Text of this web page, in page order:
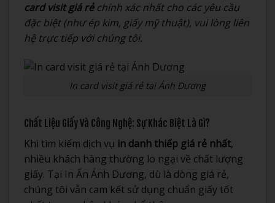
card visit giá rẻchính xác nhất cho các yêu cầu
đặc biệt (như ép kim, giấy mỹ thuật), vui lòng liên
hệ trực tiếp với chúng tôi.
In card visit giá rẻ tại Ánh Dương
Chất Liệu Giấy Và Công Nghệ: Sự Khác Biệt Là Gì?
Khi tìm kiếm dịch vụ in danh thiếp giá rẻ nhất,
nhiều khách hàng thường lo ngại về chất lượng
giấy. Tại In Ấn Ánh Dương, dù là dòng giá rẻ,
chúng tôi vẫn cam kết sử dụng chuẩn giấy tốt